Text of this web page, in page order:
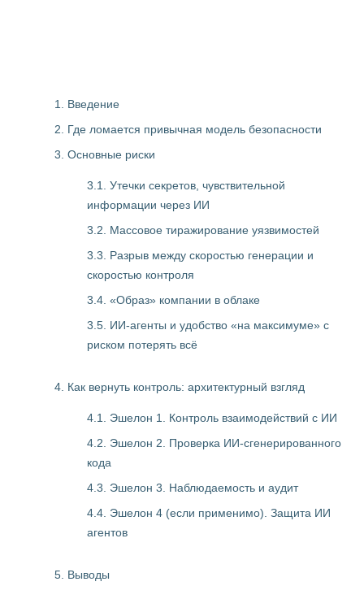
1. Введение
2. Где ломается привычная модель безопасности
3. Основные риски
3.1. Утечки секретов, чувствительной
информации через ИИ
3.2. Массовое тиражирование уязвимостей
3.3. Разрыв между скоростью генерации и
скоростью контроля
3.4. «Образ» компании в облаке
3.5. ИИ-агенты и удобство «на максимуме» с
риском потерять всё
4. Как вернуть контроль: архитектурный взгляд
4.1. Эшелон 1. Контроль взаимодействий с ИИ
4.2. Эшелон 2. Проверка ИИ-сгенерированного
кода
4.3. Эшелон 3. Наблюдаемость и аудит
4.4. Эшелон 4 (если применимо). Защита ИИ
агентов
5. Выводы